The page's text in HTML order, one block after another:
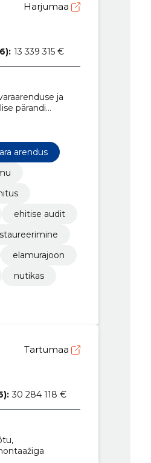
Harjumaa
13 339 315 €
ja
pärandi
arendus
ehitise audit
elamurajoon
nutikas
Tartumaa
30 284 118 €